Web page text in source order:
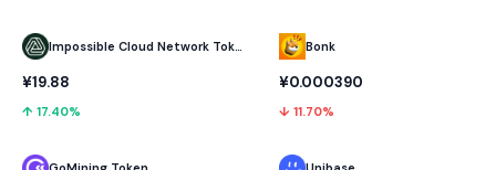
Impossible Cloud Network Token
¥19.88
↑ 17.40%
Bonk
¥0.000390
↓ 11.70%